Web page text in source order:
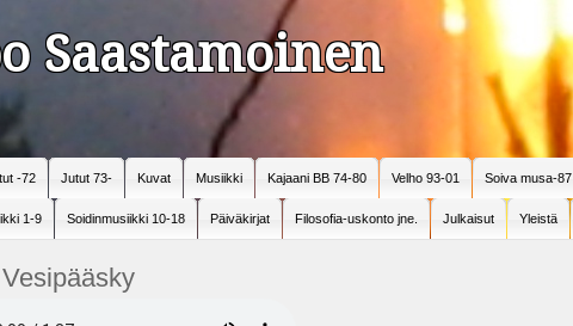
Saastamoinen
-72 Jutut 73- Kuvat Musiikki Kajaani BB 74-80 Velho 93-01 Soiva musa-87
1-9 Soidinmusiikki 10-18 Päiväkirjat Filosofia-uskonto jne. Julkaisut Yleistä